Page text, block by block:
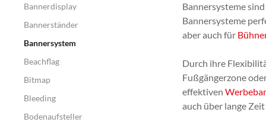
Bannerdisplay
Bannerständer
Bannersystem
Beachflag
Bitmap
Bleeding
Bodenaufsteller
Bannersysteme
Bannersysteme
aber auch für
Durch ihre
Fußgängerzone
effektiven
auch über lange